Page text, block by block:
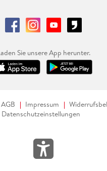
Sie unsere App herunter.
AGB Impressum
Datenschutzeinstellungen